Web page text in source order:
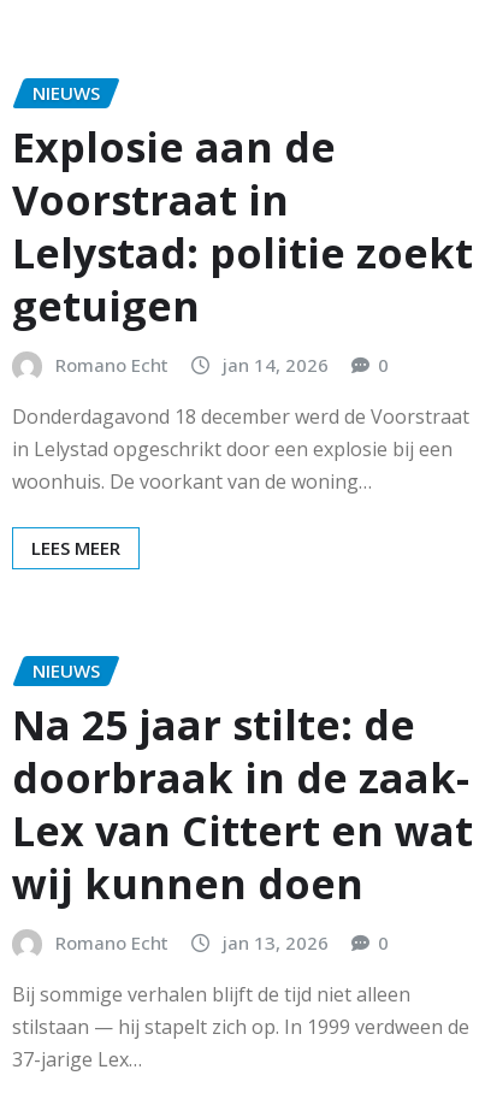
NIEUWS
Explosie aan de
Voorstraat in
Lelystad: politie zoekt
getuigen
Romano Echt jan 14, 2026 0
Donderdagavond 18 december werd de Voorstraat
in Lelystad opgeschrikt door een explosie bij een
woonhuis. De voorkant van de woning…
LEES MEER
NIEUWS
Na 25 jaar stilte: de
doorbraak in de zaak-
Lex van Cittert en wat
wij kunnen doen
Romano Echt jan 13, 2026 0
Bij sommige verhalen blijft de tijd niet alleen
stilstaan — hij stapelt zich op. In 1999 verdween de
37-jarige Lex…